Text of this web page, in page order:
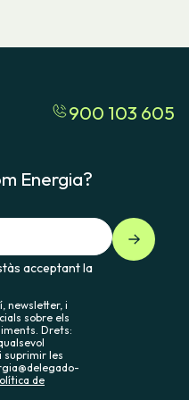
900 103 605
Energia?
acceptant la
newsletter, i
sobre els
Drets:
suprimir les
de